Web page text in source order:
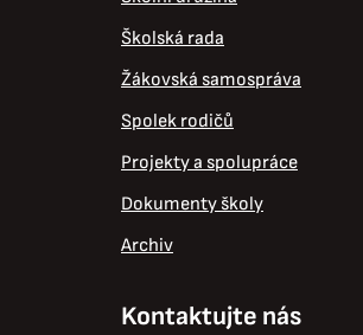
Školská rada
Žákovská samospráva
Spolek rodičů
Projekty a spolupráce
Dokumenty školy
Archiv
Kontaktujte nás